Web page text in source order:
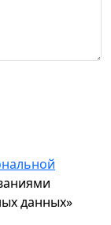
данных»